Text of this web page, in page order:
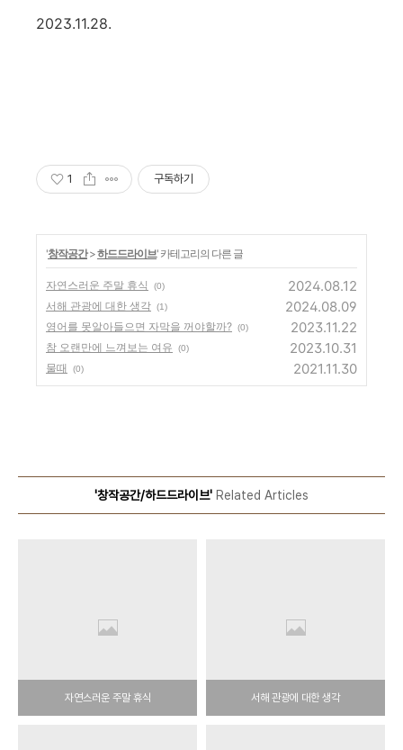
2023.11.28.
1 구독하기
'창작공간>하드드라이브' 카테고리의 다른 글
자연스러운 주말 휴식 (0) 2024.08.12
서해 관광에 대한 생각 (1) 2024.08.09
영어를 못알아들으면 자막을 꺼야할까? (0) 2023.11.22
참 오랜만에 느껴보는 여유 (0) 2023.10.31
물때 (0) 2021.11.30
'창작공간/하드드라이브' Related Articles
자연스러운 주말 휴식 서해 관광에 대한 생각